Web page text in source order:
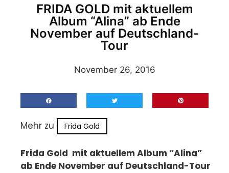
FRIDA GOLD mit aktuellem
Album “Alina” ab Ende
November auf Deutschland-
Tour
November 26, 2016
Mehr zu Frida Gold
Frida Gold mit aktuellem Album “Alina”
ab Ende November auf Deutschland-Tour